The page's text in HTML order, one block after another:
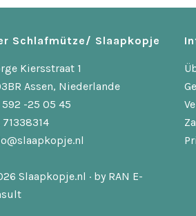
Schlafmütze/ Slaapkopje
Kiersstraat 1
Assen, Niederlande
592 -25 05 45
Slaapkopje.nl · by RAN E-